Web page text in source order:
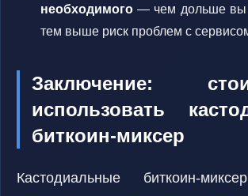
необходимого — чем дольше вы
тем выше риск проблем с
Заключение:
использовать
биткоин-миксер
Кастодиальные биткоин-